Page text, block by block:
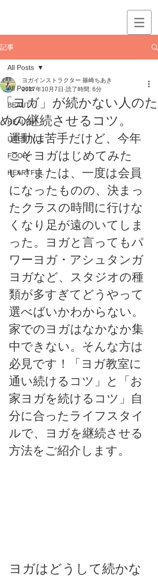
記事
All Posts
BEAUTY
HEALTH
LIFESTYLE
FOOD
HEARTFUL
All Posts
「ヨガ」が続かない人のた
めの継続させるコツ。
ヨガインストラクター 篠崎ちあき
2017年10月7日 読了時間: 6分
運動は苦手だけど、今年
こそヨガはじめてみた
い！または、一度は会員
になったものの、決まっ
たクラスの時間に行けな
くなり足が遠のいてしま
った。ヨガと言ってもパ
ワーヨガ・アシュタンガ
ヨガなど、スタジオの種
類が多すぎてどうやって
選べばいかわからない。
家でのヨガはなかなか集
中できない。そんな方は
必見です！「ヨガ教室に
通い続けるコツ」と「お
家ヨガを続けるコツ」自
分に合ったライフスタイ
ルで、ヨガを継続させる
方法をご紹介します。
ヨガはどうして続かな